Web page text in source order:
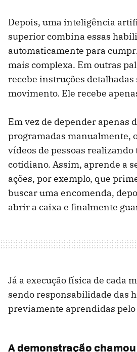
Depois, uma inteligência
superior combina essas
automaticamente para
mais complexa. Em outras
recebe instruções detalhadas
movimento. Ele recebe
Em vez de depender apenas
programadas manualmente,
vídeos de pessoas realizando
cotidiano. Assim, aprende a
ações, por exemplo, que
buscar uma encomenda,
abrir a caixa e finalmente
Já a execução física de cada
sendo responsabilidade das
previamente aprendidas pelo
A demonstração